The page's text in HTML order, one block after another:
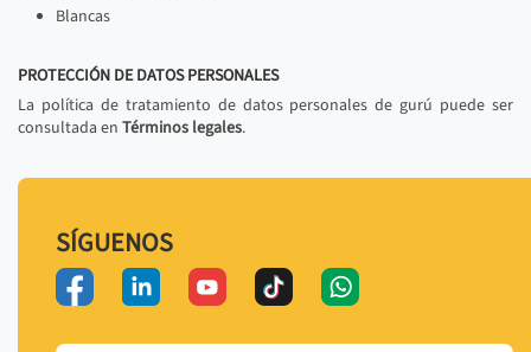
Blancas
PROTECCIÓN DE DATOS PERSONALES
La política de tratamiento de datos personales de gurú puede ser
consultada en Términos legales.
SÍGUENOS